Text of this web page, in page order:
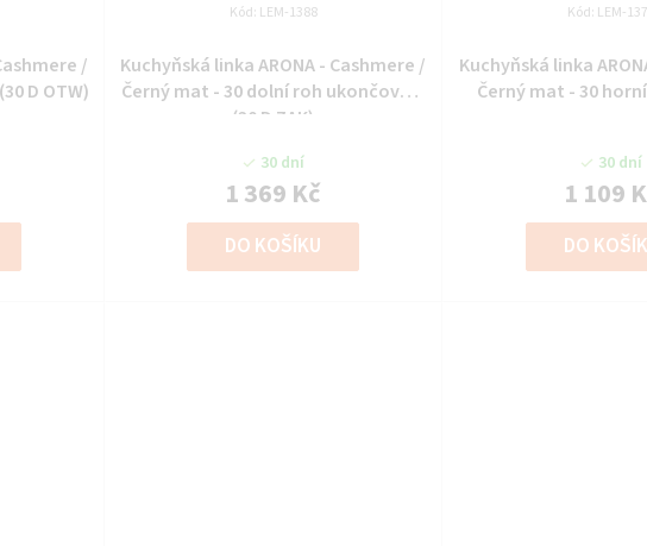
/
D OTW)
Kuchyňská linka ARONA - Cashmere /
Černý mat - 30 dolní roh ukončovací
(30 D ZAK)
30 dní
1 369 Kč
DO KOŠÍKU
Kód: LEM-1388
Kuchyňská linka
Černý mat - 30 horní
30 dní
1 109
DO
Kód: LEM-